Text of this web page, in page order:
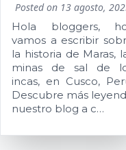
Posted on 13 agosto,
Hola bloggers,
vamos a escribir
la historia de Maras,
minas de sal de
incas, en Cusco,
Descubre más
nuestro blog a c…